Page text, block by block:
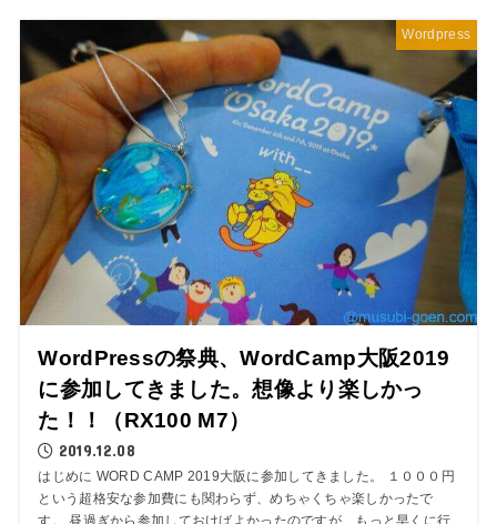
Wordpress
WordPressの祭典、WordCamp大阪2019
に参加してきました。想像より楽しかっ
た！！（RX100 M7）
2019.12.08
はじめに WORD CAMP 2019大阪に参加してきました。 １０００円
という超格安な参加費にも関わらず、めちゃくちゃ楽しかったで
す。 昼過ぎから参加しておけばよかったのですが、もっと早くに行